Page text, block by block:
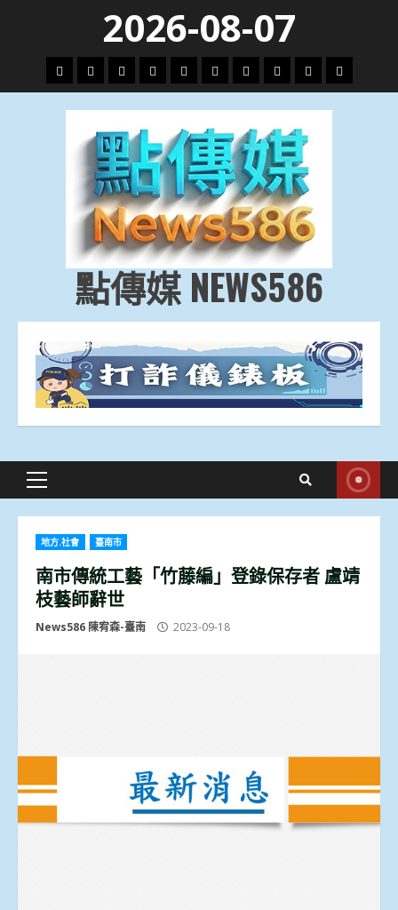
content
2026-08-07
頭
條
財
經
地
方.
會
文
教.
技
專
題
娛
樂
劇
政
治
國
際
運
動
生
活
點傳媒 NEWS586
Primary
地方.社會 臺南市
南市傳統工藝「竹藤編」登錄保存者 盧靖
枝藝師辭世
News586 陳宥森-臺南 2023-09-18